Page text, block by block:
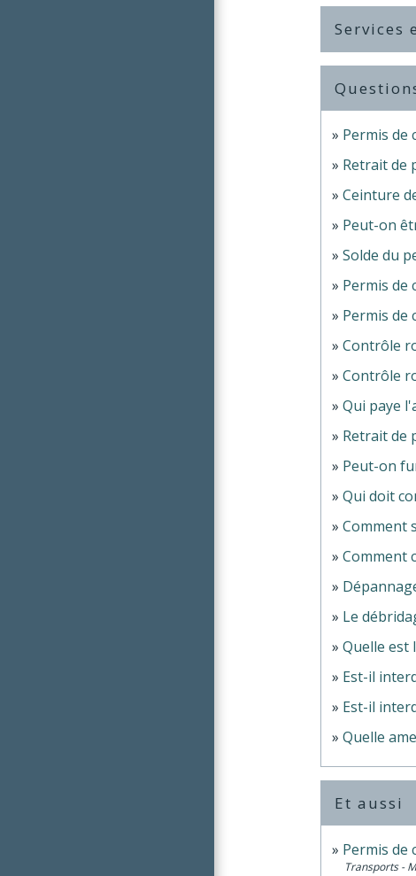
Services
Permis de
Retrait de
Ceinture
Peut-on
Solde du
Permis de
Permis de
Contrôle
Contrôle
Qui paye
Retrait de
Peut-on
Qui doit
Comment
Comment
Le
Quelle est
Est-il
Est-il
Quelle
Et aussi
Permis de
Transports -